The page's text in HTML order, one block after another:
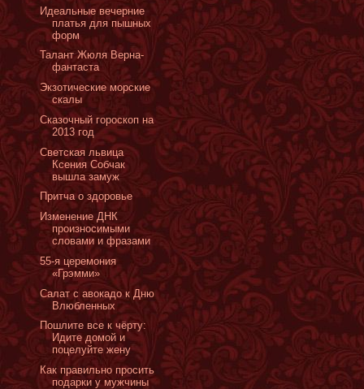
Идеальные вечерние
платья для пышных
форм
Талант Жюля Верна-
фантаста
Экзотические морские
скалы
Сказочный гороскоп на
2013 год
Светская львица
Ксения Собчак
вышла замуж
Притча о здоровье
Изменение ДНК
произносимыми
словами и фразами
55-я церемония
«Грэмми»
Салат с авокадо к Дню
Влюбленных
Пошлите все к чёрту:
Идите домой и
поцелуйте жену
Как правильно просить
подарки у мужчины